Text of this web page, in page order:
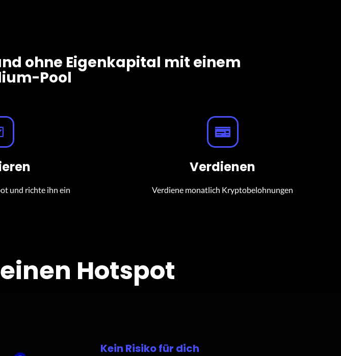
ohne Eigenkapital mit einem
Pool
und richte ihn ein
Verdienen
Verdiene monatlich Kryptobelohnungen
Hotspot
Kein Risiko für dich